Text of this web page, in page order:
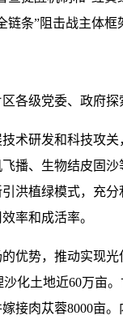
条”阻击战主体框
各级党委、政府
术研发和科技攻
播、生物结皮固
洪植绿模式，充
率和成活率。
优势，推动实现
化土地近60万亩
接肉苁蓉8000亩